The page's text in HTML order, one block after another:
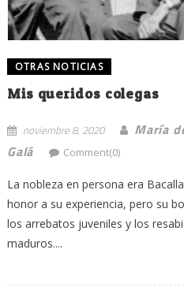
OTRAS NOTICIAS
Mis queridos colegas
noviembre 8, 2020
María
Galá
Comment(0)
La nobleza en persona era
honor a su experiencia, pero su
los arrebatos juveniles y los
maduros....